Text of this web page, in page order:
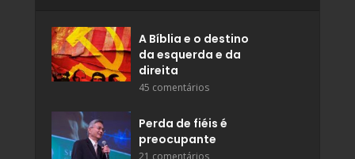
A Bíblia e o destino
da esquerda e da
direita
45 comentários
Perda de fiéis é
preocupante